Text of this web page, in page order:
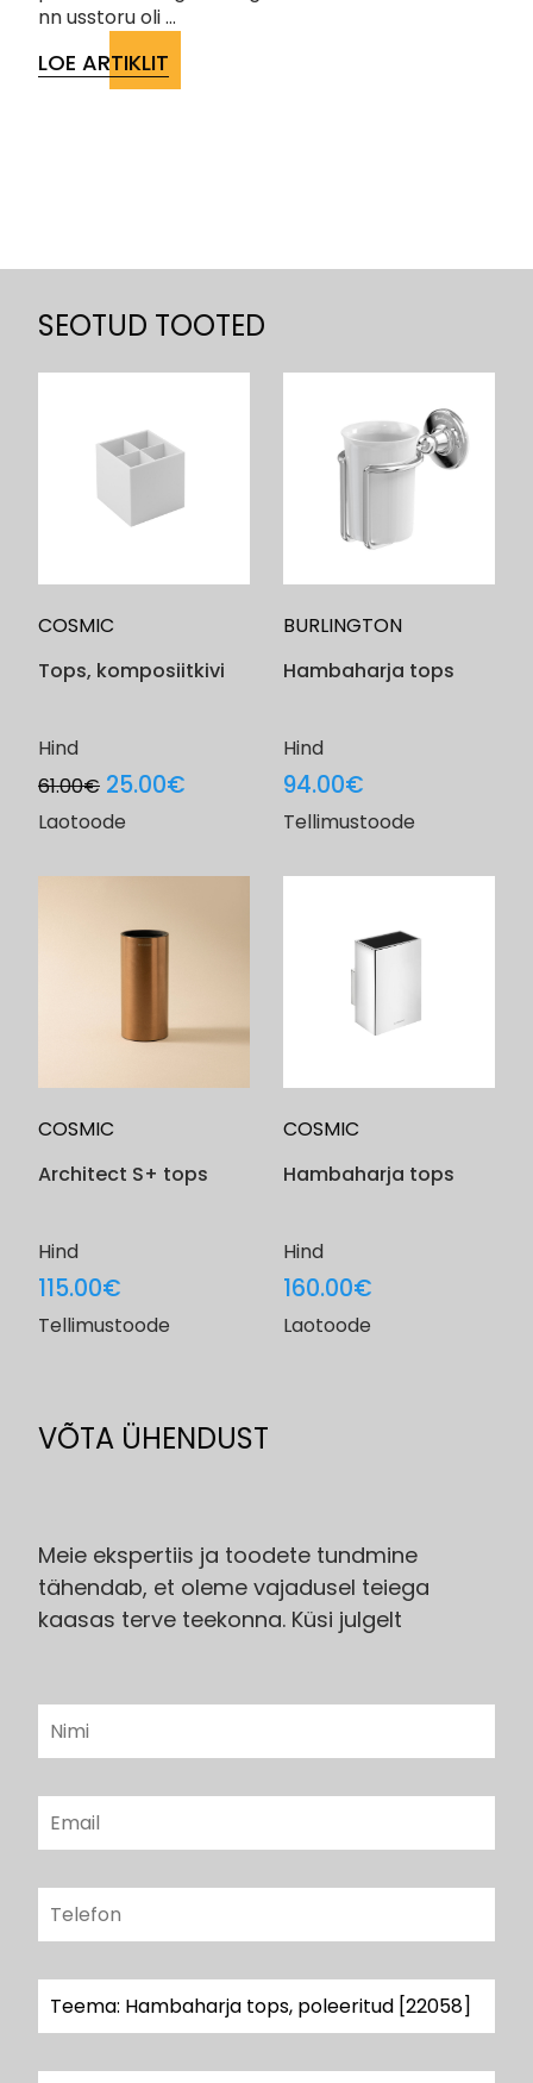
nn usstoru oli ...
LOE ARTIKLIT
SEOTUD TOOTED
COSMIC
Tops, komposiitkivi
Hind
61.00€ Original
price
61.00€.
25.00€
25.00€.
Laotoode
BURLINGTON
Hambaharja tops
Hind
94.00€
Tellimustoode
COSMIC
Architect S+ tops
Hind
115.00€
Tellimustoode
COSMIC
Hambaharja tops
Hind
160.00€
Laotoode
VÕTA ÜHENDUST
Meie ekspertiis ja toodete tundmine
tähendab, et oleme vajadusel teiega
kaasas terve teekonna. Küsi julgelt